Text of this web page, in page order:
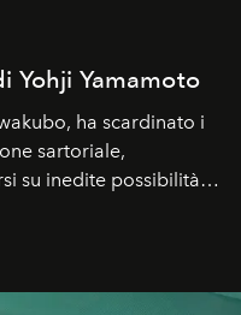
Yohji Yamamoto
ha scardinato i
sartoriale,
su inedite possibilità
della moda.